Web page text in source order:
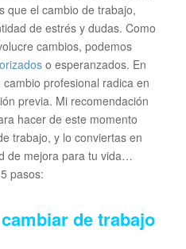
que el cambio de trabajo,
de estrés y dudas. Como
cambios, podemos
o esperanzados. En
profesional radica en
previa. Mi recomendación
hacer de este momento
trabajo, y lo conviertas en
de mejora para tu vida…
pasos:
de trabajo